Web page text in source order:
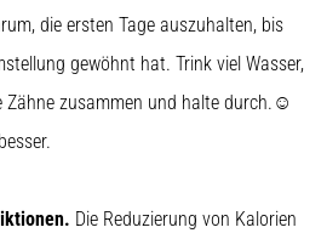
die ersten Tage auszuhalten, bis
gewöhnt hat. Trink viel Wasser,
Zähne zusammen und halte durch.☺
Die Reduzierung von Kalorien